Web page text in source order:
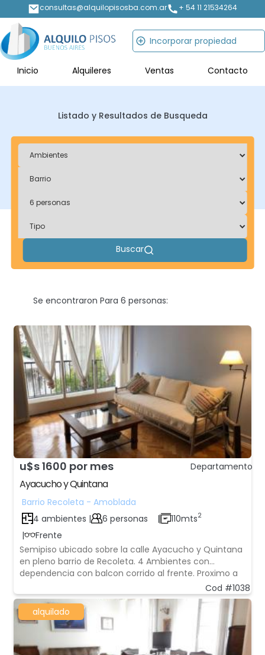
consultas@alquilopisosba.com.ar + 54 11 21534264
Incorporar propiedad
Inicio Alquileres Ventas Contacto
Buscar
Listado y Resultados de Busqueda
Se encontraron Para 6 personas:
u$s 1600 por mes Departamento
Ayacucho y Quintana
Barrio Recoleta - Amoblada
4 ambientes |
6 personas | 110mts2
|
Frente
Semipiso ubicado sobre la calle Ayacucho y Quintana
en pleno barrio de Recoleta. 4 Ambientes con
dependencia con balcon corrido al frente. Proximo a
Plaza Francia, Shopping Recoleta Mall, Cementerio de
Recoleta, Av. Libertador y Av. Callao.
Cod #1038
alquilado